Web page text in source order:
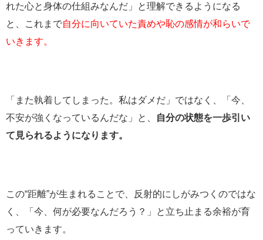
れた心と身体の仕組みなんだ」と理解できるようになる
と、これまで自分に向いていた責めや恥の感情が和らいで
いきます。
「また執着してしまった。私はダメだ」ではなく、「今、
不安が強くなっているんだな」と、
自分の状態を一歩引い
て見られるようになります。
この“距離”が生まれることで、反射的にしがみつくのではな
く、「今、何が必要なんだろう？」と立ち止まる余裕が育
っていきます。